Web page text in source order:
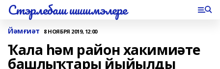
Стэрлебаш шишмэлере
Йәмғиәт 8 НОЯБРЯ 2019, 12:00
Ҡала һәм район хакимиәте
башлыҡтары йыйылды